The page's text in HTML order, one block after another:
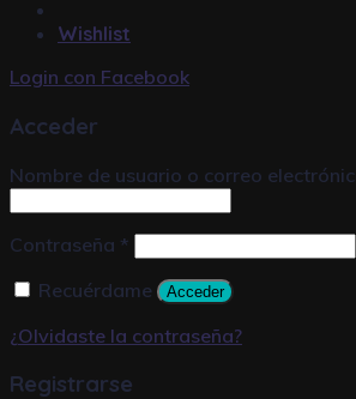
Wishlist
Login con Facebook
Acceder
Nombre de usuario o correo
Contraseña *
Recuérdame
Acceder
¿Olvidaste la contraseña?
Registrarse